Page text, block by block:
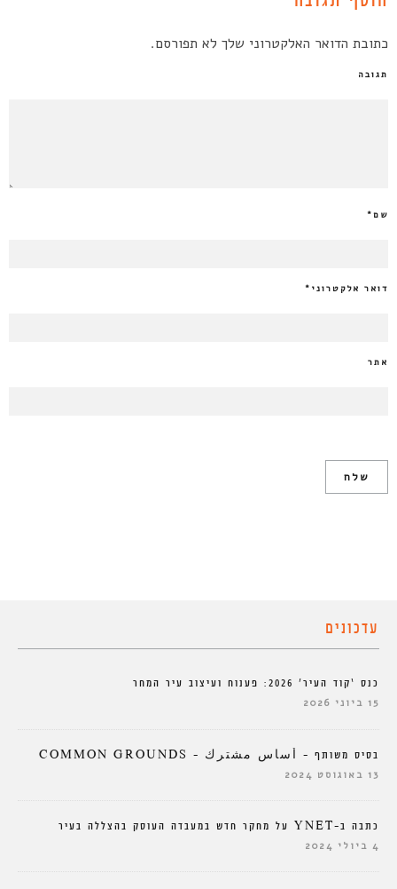
כתובת הדואר האלקטרוני שלך לא תפורסם.
תגובה
שם*
דואר אלקטרוני *
אתר
עדכונים
כנס ‘קוד העיר’ 2026: פענוח ועיצוב עיר המחר
15 ביוני 2026
בסיס משותף – أساس مشترك – COMMON GROUNDS
13 באוגוסט 2024
כתבה ב-YNET על מחקר חדש במעבדה העוסק בהצללה בעיר
4 ביולי 2024